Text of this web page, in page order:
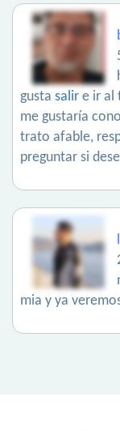
gusta salir e ir al
me gustaría
trato afable,
preguntar si
mia y ya